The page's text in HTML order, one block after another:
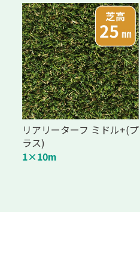
リアリーターフ ミドル+(プ
ラス)
1×10m